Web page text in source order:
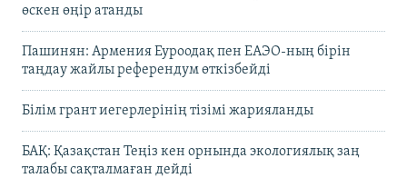
өскен өңір атанды
Пашинян: Армения Еуроодақ пен ЕАЭО-ның бірін
таңдау жайлы референдум өткізбейді
Білім грант иегерлерінің тізімі жарияланды
БАҚ: Қазақстан Теңіз кен орнында экологиялық заң
талабы сақталмаған дейді